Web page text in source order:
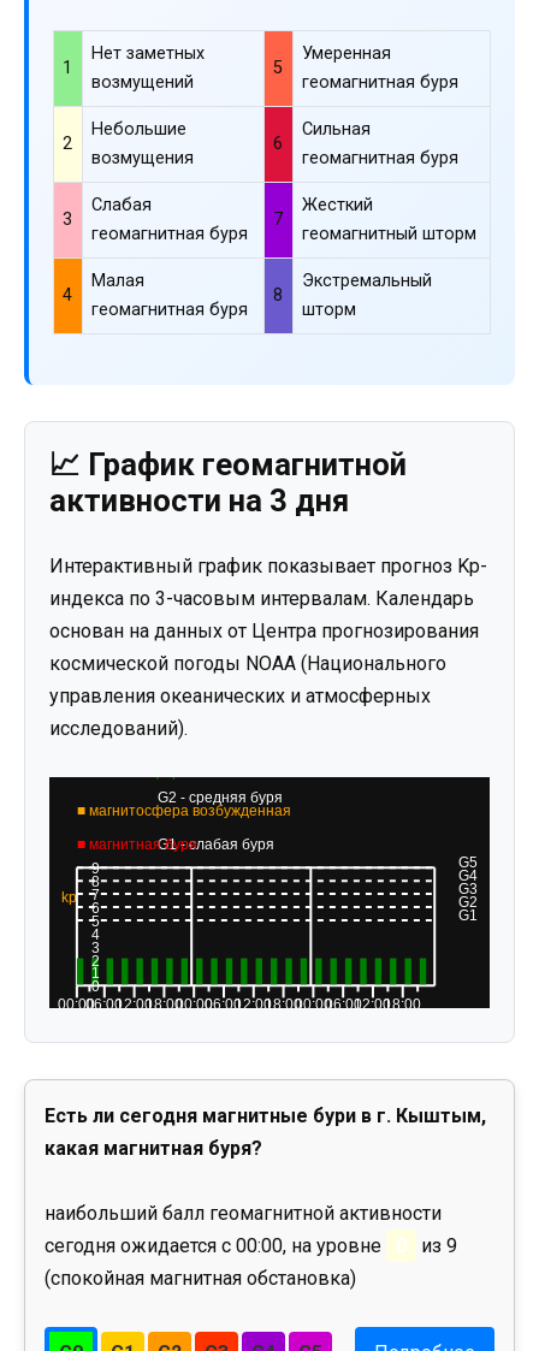
1
Нет заметных
возмущений
5
Умеренная
геомагнитная буря
2
Небольшие
возмущения
6
Сильная
геомагнитная буря
3
Слабая
геомагнитная буря
7
Жесткий
геомагнитный шторм
4
Малая
геомагнитная буря
8
Экстремальный
шторм
📈 График геомагнитной
активности на 3 дня
Интерактивный график показывает прогноз Kp-
индекса по 3-часовым интервалам. Календарь
основан на данных от Центра прогнозирования
космической погоды NOAA (Национального
управления океанических и атмосферных
исследований).
Есть ли сегодня магнитные бури в г. Кыштым,
какая магнитная буря?
наибольший балл геомагнитной активности
сегодня ожидается с 00:00, на уровне
0
из 9
(спокойная магнитная обстановка)